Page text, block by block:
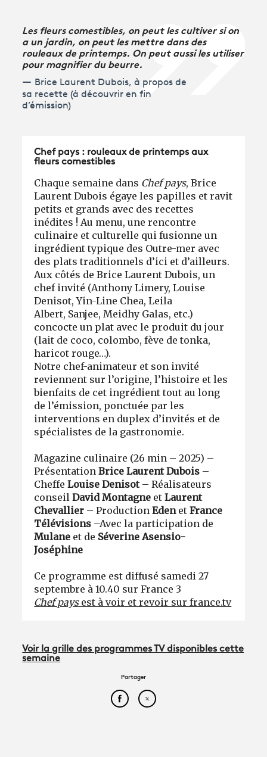
Les fleurs comestibles, on peut les cultiver si on
a un jardin, on peut les mettre dans des
rouleaux de printemps. On peut aussi les utiliser
pour magnifier du beurre.
Brice Laurent Dubois, à propos de
sa recette (à découvrir en fin
d’émission)
Chef pays : rouleaux de printemps aux
fleurs comestibles
Chaque semaine dans Chef pays, Brice
Laurent Dubois égaye les papilles et ravit
petits et grands avec des recettes
inédites ! Au menu, une rencontre
culinaire et culturelle qui fusionne un
ingrédient typique des Outre-mer avec
des plats traditionnels d’ici et d’ailleurs.
Aux côtés de Brice Laurent Dubois, un
chef invité (Anthony Limery, Louise
Denisot, Yin-Line Chea, Leila
Albert, Sanjee, Meidhy Galas, etc.)
concocte un plat avec le produit du jour
(lait de coco, colombo, fève de tonka,
haricot rouge…).
Notre chef-animateur et son invité
reviennent sur l’origine, l’histoire et les
bienfaits de cet ingrédient tout au long
de l’émission, ponctuée par les
interventions en duplex d’invités et de
spécialistes de la gastronomie.
Magazine culinaire (26 min – 2025) –
PrésentationBrice Laurent Dubois –
Cheffe Louise Denisot – Réalisateurs
conseilDavid Montagne etLaurent
Chevallier – ProductionEden etFrance
Télévisions –Avec la participation de
Mulane et de Séverine Asensio-
Joséphine
Ce programme est diffusé samedi 27
septembre à 10.40 sur France 3
Chef paysest à voir et revoir sur france.tv
Voir la grille des programmes TV disponibles cette
semaine
Partager
Partager cet article sur
Partager cet article sur